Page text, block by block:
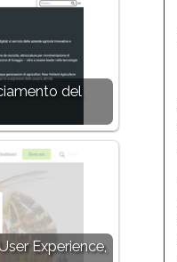
del
Experience,